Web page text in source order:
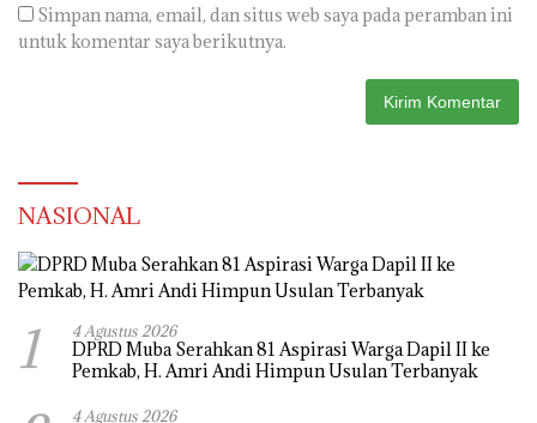
Simpan nama, email, dan situs web saya pada peramban ini
untuk komentar saya berikutnya.
NASIONAL
1 4 Agustus 2026
DPRD Muba Serahkan 81 Aspirasi Warga Dapil II ke
Pemkab, H. Amri Andi Himpun Usulan Terbanyak
4 Agustus 2026